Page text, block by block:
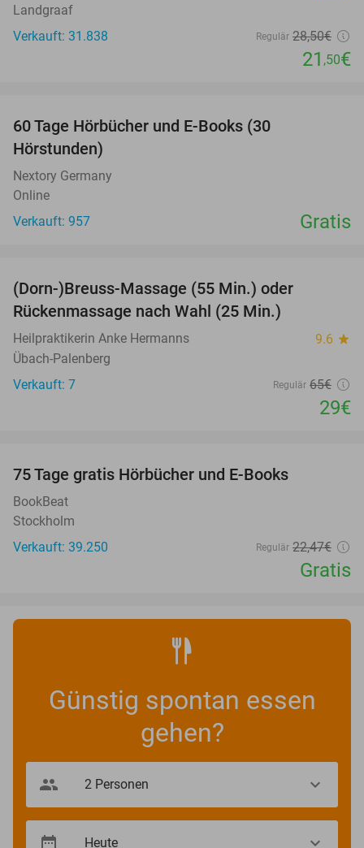
Landgraaf
Verkauft: 31.838
Regulär 28,50€
21 ,50€
60 Tage Hörbücher und E-Books (30
Hörstunden)
Nextory Germany
Online
Verkauft: 957
Gratis
(Dorn-)Breuss-Massage (55 Min.) oder
Rückenmassage nach Wahl (25 Min.)
Heilpraktikerin Anke Hermanns 9.6 star
Übach-Palenberg
Verkauft: 7
Regulär 65€
29€
75 Tage gratis Hörbücher und E-Books
BookBeat
Stockholm
Verkauft: 39.250
Regulär 22,47€
Gratis
Günstig spontan essen
gehen?